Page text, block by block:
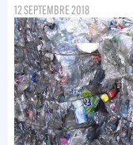
12 SEPTEMBRE 2018